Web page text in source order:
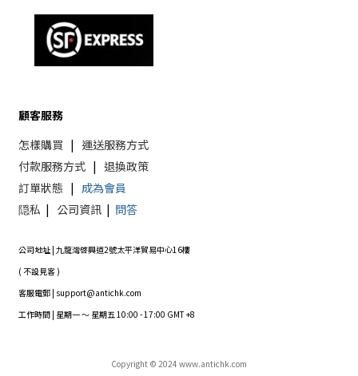
顧客服務
怎樣購買 | 運送服務方式
付款服務方式 | 退換政策
訂單狀態 | 成為會員
隠私 | 公司資訊 | 問答
公司地址 | 九龍灣啓興道2號太平洋貿易中心16樓
( 不設見客 )
客服電郵 | support@antichk.com
工作時間 | 星期一 ～ 星期五 10:00 - 17:00 GMT +8
Copyright © 2024 www.antichk.com